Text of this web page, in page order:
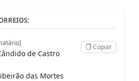
de Castro
das Mortes
Copiar